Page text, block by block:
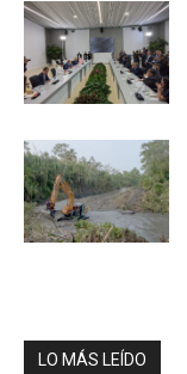
LO MÁS LEÍDO